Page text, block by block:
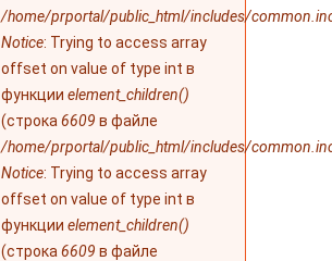
/home/prportal/public_html/includes/
Notice: Trying to access array
offset on value of type int в
функции element_children()
(строка 6609 в файле
/home/prportal/public_html/includes/
Notice: Trying to access array
offset on value of type int в
функции element_children()
(строка 6609 в файле